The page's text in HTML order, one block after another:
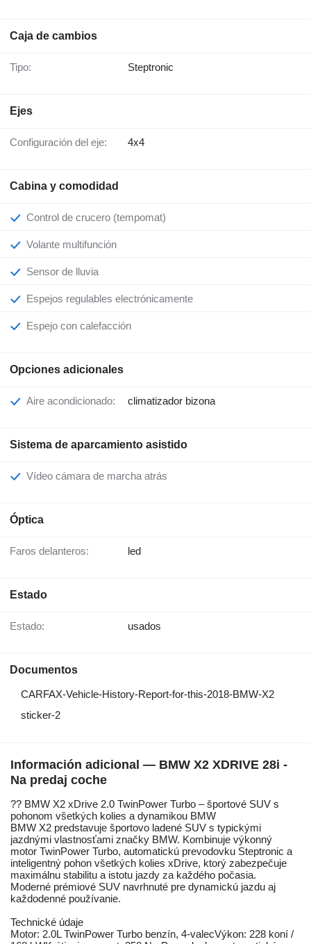
Caja de cambios
Tipo: Steptronic
Ejes
Configuración del eje: 4x4
Cabina y comodidad
Control de crucero (tempomat)
Volante multifunción
Sensor de lluvia
Espejos regulables electrónicamente
Espejo con calefacción
Opciones adicionales
Aire acondicionado: climatizador bizona
Sistema de aparcamiento asistido
Vídeo cámara de marcha atrás
Óptica
Faros delanteros: led
Estado
Estado: usados
Documentos
CARFAX-Vehicle-History-Report-for-this-2018-BMW-X2
sticker-2
Información adicional — BMW X2 XDRIVE 28i -
Na predaj coche
?? BMW X2 xDrive 2.0 TwinPower Turbo – športové SUV s
pohonom všetkých kolies a dynamikou BMW
BMW X2 predstavuje športovo ladené SUV s typickými
jazdnými vlastnosťami značky BMW. Kombinuje výkonný
motor TwinPower Turbo, automatickú prevodovku Steptronic a
inteligentný pohon všetkých kolies xDrive, ktorý zabezpečuje
maximálnu stabilitu a istotu jazdy za každého počasia.
Moderné prémiové SUV navrhnuté pre dynamickú jazdu aj
každodenné používanie.
Technické údaje
Motor: 2.0L TwinPower Turbo benzín, 4-valecVýkon: 228 koní /